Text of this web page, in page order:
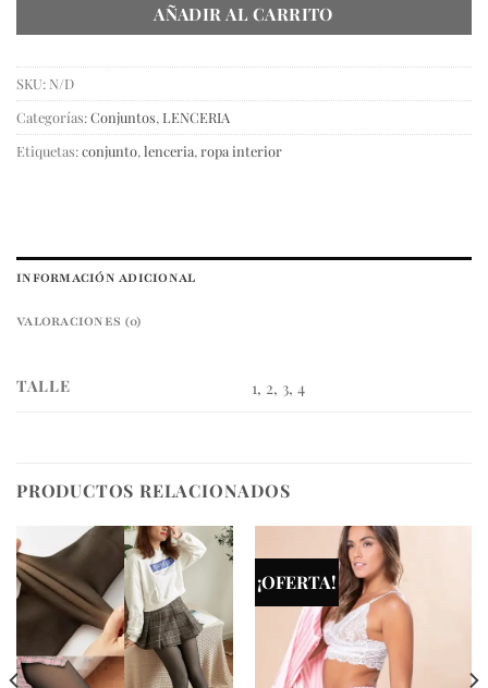
AÑADIR AL CARRITO
SKU: N/D
Categorías:Conjuntos, LENCERIA
Etiquetas:conjunto, lenceria, ropa interior
INFORMACIÓN ADICIONAL
VALORACIONES (0)
TALLE 1, 2, 3, 4
PRODUCTOS RELACIONADOS
¡OFERTA!